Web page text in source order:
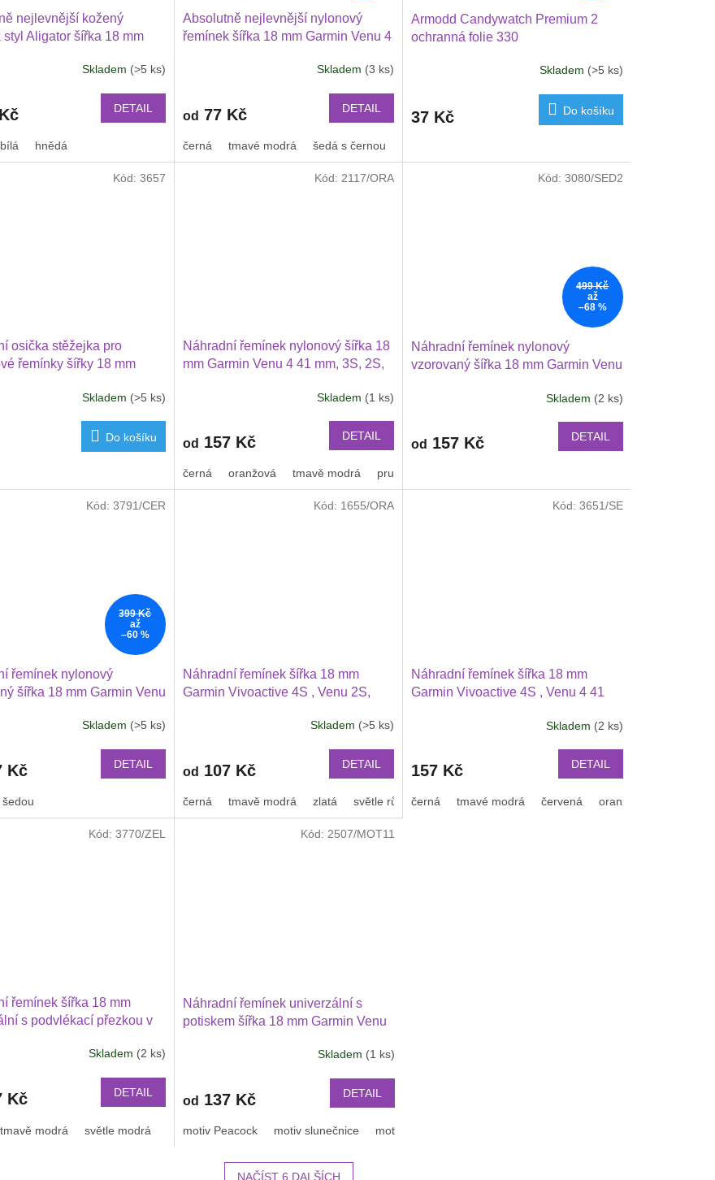
nejlevnější kožený
styl Aligator šířka 18 mm
3S, Armodd
Crystal 2 1817
Skladem (>5 ks)
DETAIL
bílá hnědá
Absolutně nejlevnější nylonový
řemínek šířka 18 mm Garmin Venu 4
je
z
5
Skladem (3 ks)
od 77 Kč DETAIL
černá tmavé modrá šedá s černou
Armodd Candywatch Premium 2
ochranná folie 330
Skladem (>5 ks)
37 Kč Do košíku
osička stěžejka pro
řemínky šířky 18 mm
Skladem (>5 ks)
Do košíku
Kód: 3657
Náhradní řemínek nylonový šířka 18
mm Garmin Venu 4 41 mm, 3S, 2S,
Skladem (1 ks)
od 157 Kč DETAIL
černá oranžová tmavě modrá pruhy
Kód: 2117/ORA
499 Kč
až
–68 %
Náhradní řemínek nylonový
vzorovaný šířka 18 mm Garmin Venu
je
5
Skladem (2 ks)
od 157 Kč DETAIL
Kód: 3080/SED2
399 Kč
až
–60 %
řemínek nylonový
šířka 18 mm Garmin Venu
Skladem (>5 ks)
Kč DETAIL
Kód: 3791/CER
Náhradní řemínek šířka 18 mm
Garmin Vivoactive 4S , Venu 2S,
přezkou v barvě řemínku 1803
Skladem (>5 ks)
od 107 Kč DETAIL
černá tmavě modrá zlatá světle růžová bílá oranžová šedá mentolová
Kód: 1655/ORA
Náhradní řemínek šířka 18 mm
Garmin Vivoactive 4S , Venu 4 41
jednobarevný se stříbrnou přezkou
Skladem (2 ks)
157 Kč DETAIL
černá tmavé modrá červená oranžová
Kód: 3651/SE
řemínek šířka 18 mm
s podvlékací přezkou v
Skladem (2 ks)
Kč DETAIL
tmavě modrá světle modrá světle růžová bílá oranžová šedá žlutá
Kód: 3770/ZEL
Náhradní řemínek univerzální s
potiskem šířka 18 mm Garmin Venu
Vivomove 3S, Armodd Candywatch
Skladem (1 ks)
od 137 Kč DETAIL
motiv Peacock motiv slunečnice motiv čb. květy
Kód: 2507/MOT11
NAČÍST 6 DALŠÍCH